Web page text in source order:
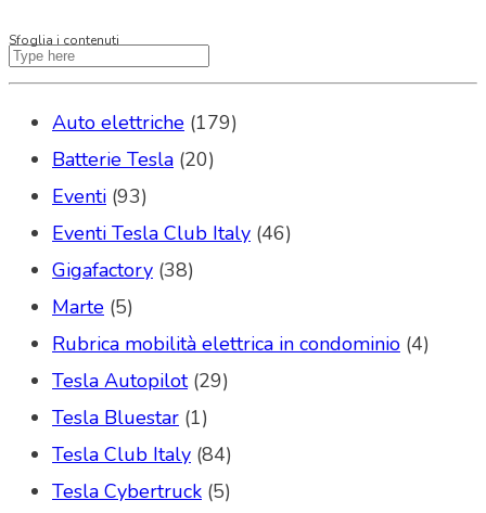
Sfoglia i contenuti
Auto elettriche (179)
Batterie Tesla (20)
Eventi (93)
Eventi Tesla Club Italy (46)
Gigafactory (38)
Marte (5)
Rubrica mobilità elettrica in condominio (4)
Tesla Autopilot(29)
Tesla Bluestar (1)
Tesla Club Italy (84)
Tesla Cybertruck (5)